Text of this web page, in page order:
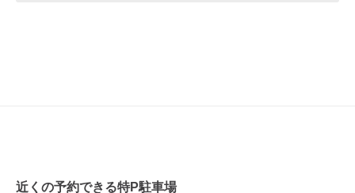
近くの予約できる特P駐車場